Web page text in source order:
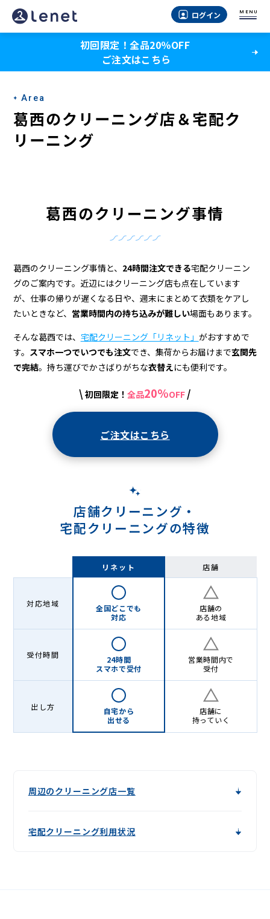
葛
西
ク
リ
ー
配
ク
リ
ー
ニ
ログイン MENU
初回限定！全品20％OFF
ご注文はこちら
Area
葛西のクリーニング店＆宅配ク
リーニング
葛西のクリーニング事情
葛西のクリーニング事情と、 24時間注文できる宅配クリーニン
グのご案内です。近辺にはクリーニング店も点在しています
が、仕事の帰りが遅くなる日や、週末にまとめて衣類をケアし
たいときなど、 営業時間内の持ち込みが難しい場面もあります。
そんな葛西では、 宅配クリーニング「リネット」 がおすすめで
す。 スマホ一つでいつでも注文でき、集荷からお届けまで玄関先
で完結。持ち運びでかさばりがちな衣替えにも便利です。
\ 初回限定！ 全品20%OFF /
ご注文はこちら
店舗クリーニング・
宅配クリーニングの特徴
リネット 店舗
対応地域
全国どこでも
対応
店舗の
ある地域
受付時間
24時間
スマホで受付
営業時間内で
受付
出し方
自宅から
出せる
店舗に
持っていく
周辺のクリーニング店一覧
宅配クリーニング利用状況